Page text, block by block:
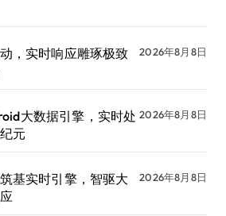
，实时响应雕琢极致
2026年8月8日
大数据引擎，实时处
元
2026年8月8日
基实时引擎，智驱大
2026年8月8日